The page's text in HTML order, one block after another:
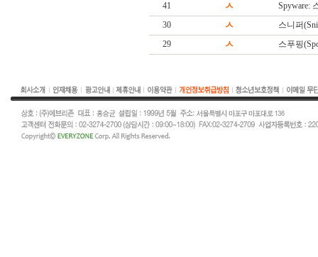
41
ㅅ
Spyware:
30
ㅅ
스니퍼
29
ㅅ 스푸핑